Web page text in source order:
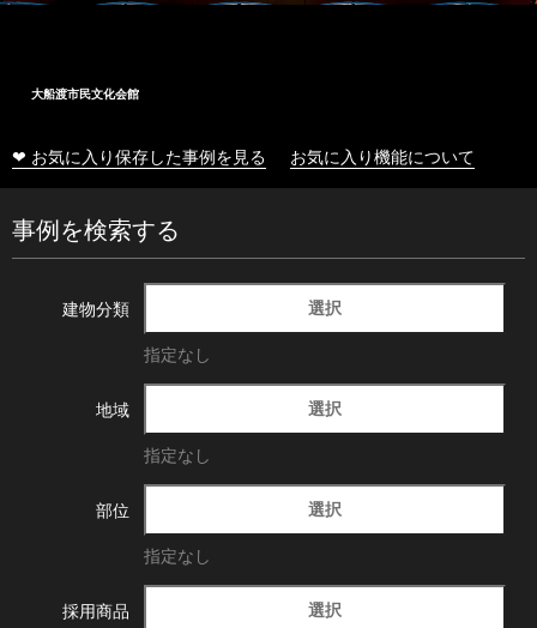
大船渡市民文化会館
❤ お気に入り保存した事例を見る お気に入り機能について
事例を検索する
建物分類 選択
指定なし
地域 選択
指定なし
部位 選択
指定なし
採用商品 選択